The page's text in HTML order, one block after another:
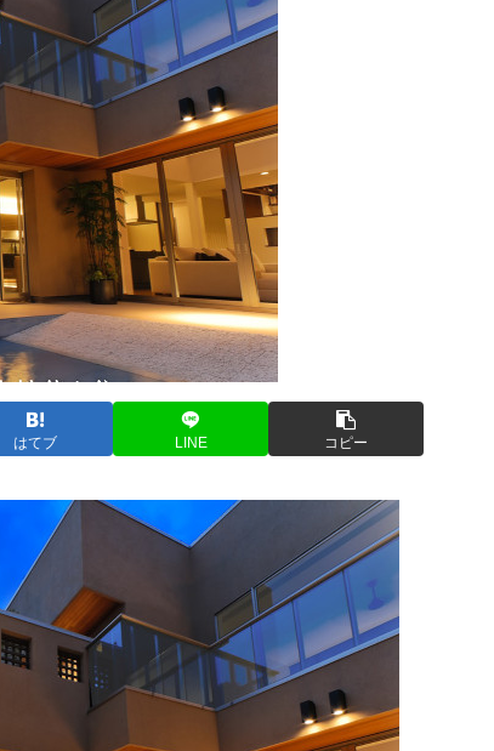
はてブ LINE コピー